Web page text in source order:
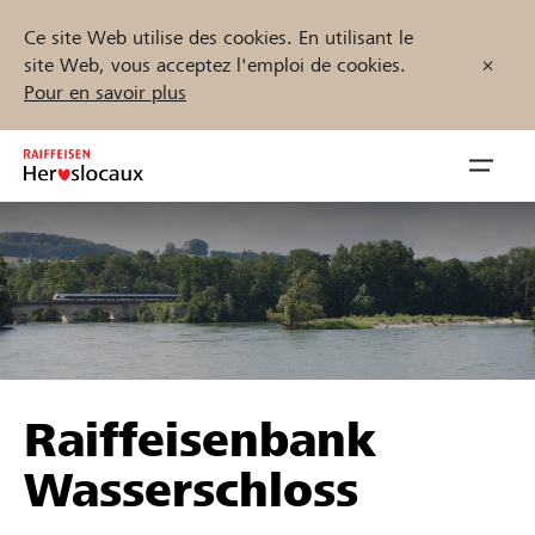
Ce site Web utilise des cookies. En utilisant le
site Web, vous acceptez l'emploi de cookies.
Pour en savoir plus
Inhalt
springen
öffnen
Parrainer
Soutien & assistance
Trouvez des projets et des organisations
Démarrez maintenant
Raiffeisenbank
Wasserschloss